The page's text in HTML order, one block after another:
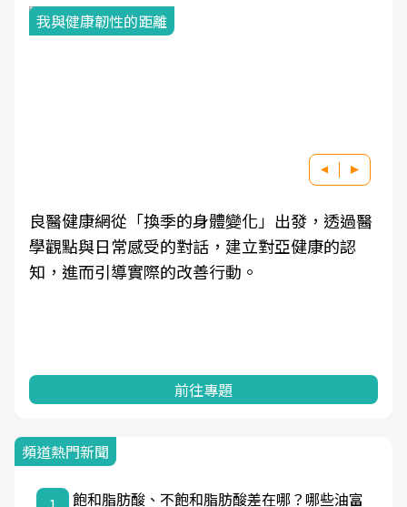
我與健康韌性的距離
良醫健康網從「換季的身體變化」出發，透過醫
學觀點與日常感受的對話，建立對亞健康的認
知，進而引導實際的改善行動。
前往專題
頻道熱門新聞
飽和脂肪酸、不飽和脂肪酸差在哪？哪些油富